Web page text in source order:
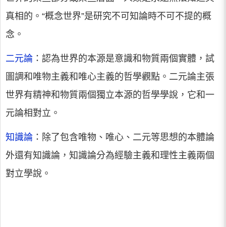
真相的。“概念世界”是研究不可知論時不可不提的概
念。
二元論 ：認為世界的本源是意識和物質兩個實體，試
圖調和唯物主義和唯心主義的哲學觀點。二元論主張
世界有精神和物質兩個獨立本源的哲學學說，它和一
元論相對立。
知識論 ：除了包含唯物、唯心、二元等思想的本體論
外還有知識論，知識論分為經驗主義和理性主義兩個
對立學說。